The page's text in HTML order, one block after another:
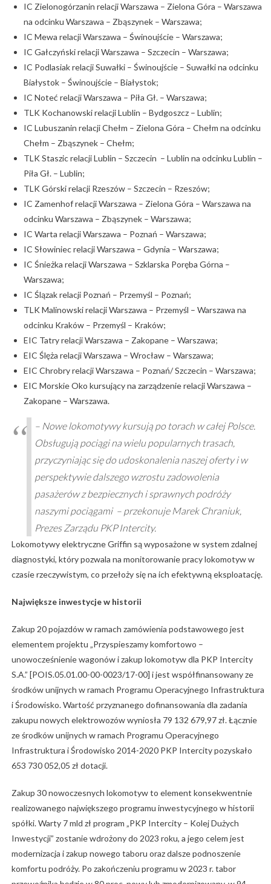
IC Zielonogórzanin relacji Warszawa – Zielona Góra – Warszawa
na odcinku Warszawa – Zbąszynek – Warszawa;
IC Mewa relacji Warszawa – Świnoujście – Warszawa;
IC Gałczyński relacji Warszawa – Szczecin – Warszawa;
IC Podlasiak relacji Suwałki – Świnoujście – Suwałki na odcinku
Białystok – Świnoujście – Białystok;
IC Noteć relacji Warszawa – Piła Gł. – Warszawa;
TLK Kochanowski relacji Lublin – Bydgoszcz – Lublin;
IC Lubuszanin relacji Chełm – Zielona Góra – Chełm na odcinku
Chełm – Zbąszynek – Chełm;
TLK Staszic relacji Lublin – Szczecin – Lublin na odcinku Lublin –
Piła Gł. – Lublin;
TLK Górski relacji Rzeszów – Szczecin – Rzeszów;
IC Zamenhof relacji Warszawa – Zielona Góra – Warszawa na
odcinku Warszawa – Zbąszynek – Warszawa;
IC Warta relacji Warszawa – Poznań – Warszawa;
IC Słowiniec relacji Warszawa – Gdynia – Warszawa;
IC Śnieżka relacji Warszawa – Szklarska Poręba Górna –
Warszawa;
IC Ślązak relacji Poznań – Przemyśl – Poznań;
TLK Malinowski relacji Warszawa – Przemyśl – Warszawa na
odcinku Kraków – Przemyśl – Kraków;
EIC Tatry relacji Warszawa – Zakopane – Warszawa;
EIC Ślęża relacji Warszawa – Wrocław – Warszawa;
EIC Chrobry relacji Warszawa – Poznań/ Szczecin – Warszawa;
EIC Morskie Oko kursujący na zarządzenie relacji Warszawa –
Zakopane – Warszawa.
– Nowe lokomotywy kursują po torach w całej Polsce.
Obsługują pociągi na wielu popularnych trasach,
przyczyniając się do udoskonalenia naszej oferty i w
perspektywie dalszego wzrostu zadowolenia
pasażerów z bezpiecznych i sprawnych podróży
naszymi pociągami – przekonuje Marek Chraniuk,
Prezes Zarządu PKP Intercity.
Lokomotywy elektryczne Griffin są wyposażone w system zdalnej
diagnostyki, który pozwala na monitorowanie pracy lokomotyw w
czasie rzeczywistym, co przełoży się na ich efektywną eksploatację.
Największe inwestycje w historii
Zakup 20 pojazdów w ramach zamówienia podstawowego jest
elementem projektu „Przyspieszamy komfortowo –
unowocześnienie wagonów i zakup lokomotyw dla PKP Intercity
S.A.” [POIS.05.01.00-00-0023/17-00] i jest współfinansowany ze
środków unijnych w ramach Programu Operacyjnego Infrastruktura
i Środowisko. Wartość przyznanego dofinansowania dla zadania
zakupu nowych elektrowozów wyniosła 79 132 679,97 zł. Łącznie
ze środków unijnych w ramach Programu Operacyjnego
Infrastruktura i Środowisko 2014-2020 PKP Intercity pozyskało
653 730 052,05 zł dotacji.
Zakup 30 nowoczesnych lokomotyw to element konsekwentnie
realizowanego największego programu inwestycyjnego w historii
spółki. Warty 7 mld zł program „PKP Intercity – Kolej Dużych
Inwestycji” zostanie wdrożony do 2023 roku, a jego celem jest
modernizacja i zakup nowego taboru oraz dalsze podnoszenie
komfortu podróży. Po zakończeniu programu w 2023 r. tabor